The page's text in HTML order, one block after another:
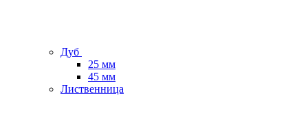
Дуб
25 мм
45 мм
Лиственница